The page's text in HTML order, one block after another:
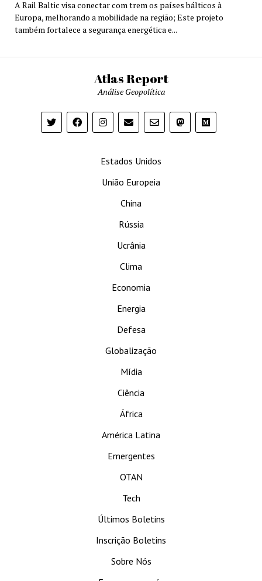
A Rail Baltic visa conectar com trem os países bálticos à
Europa, melhorando a mobilidade na região; Este projeto
também fortalece a segurança energética e...
Atlas Report
Análise Geopolítica
Estados Unidos
União Europeia
China
Rússia
Ucrânia
Clima
Economia
Energia
Defesa
Globalização
Mídia
Ciência
África
América Latina
Emergentes
OTAN
Tech
Últimos Boletins
Inscrição Boletins
Sobre Nós